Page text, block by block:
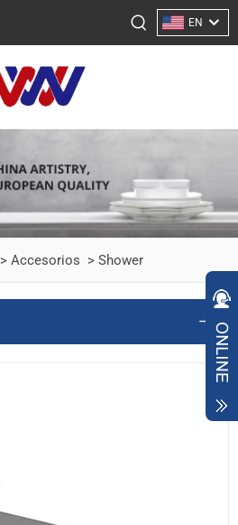
EN
> Accesorios > Shower